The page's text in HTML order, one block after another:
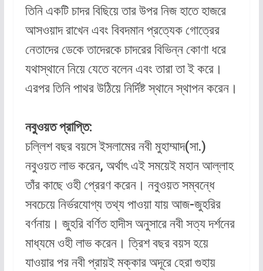
তিনি একটি চাদর বিছিয়ে তার উপর নিজ হাতে হাজরে
আসওয়াদ রাখেন এবং বিবদমান প্রত্যেক গোত্রের
নেতাদের ডেকে তাদেরকে চাদরের বিভিন্ন কোণা ধরে
যথাস্থানে নিয়ে যেতে বলেন এবং তারা তা ই করে।
এরপর তিনি পাথর উঠিয়ে নির্দিষ্ট স্থানে স্থাপন করেন।
নবুওয়ত প্রাপ্তি:
চল্লিশ বছর বয়সে ইসলামের নবী মুহাম্মাদ(সা.)
নবুওয়ত লাভ করেন, অর্থাৎ এই সময়েই মহান আল্লাহ
তাঁর কাছে ওহী প্রেরণ করেন। নবুওয়ত সম্বন্ধে
সবচেয়ে নির্ভরযোগ্য তথ্য পাওয়া যায় আজ-জুহরির
বর্ণনায়। জুহরি বর্ণিত হাদীস অনুসারে নবী সত্য দর্শনের
মাধ্যমে ওহী লাভ করেন। ত্রিশ বছর বয়স হয়ে
যাওয়ার পর নবী প্রায়ই মক্কার অদূরে হেরা গুহায়